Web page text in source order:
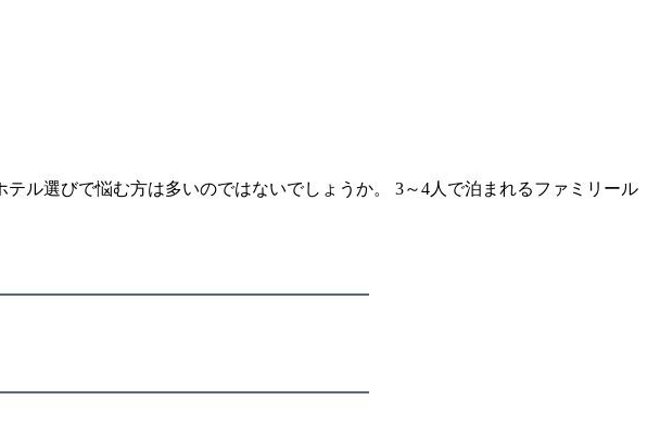
ル選びで悩む方は多いのではないでしょうか。 3～4人で泊まれるファミリール